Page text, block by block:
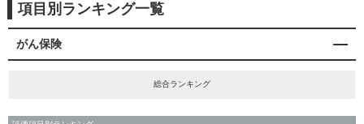
項目別ランキング一覧
がん保険
総合ランキング